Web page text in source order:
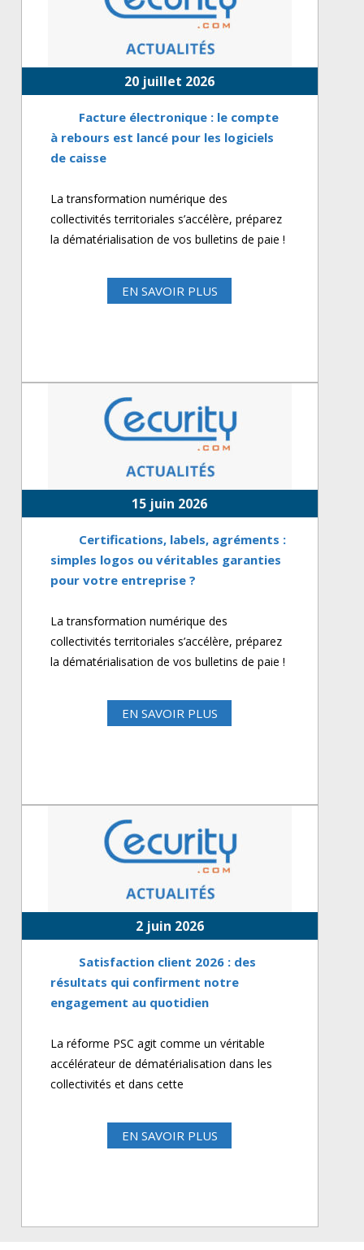
20 juillet 2026
Facture électronique : le compte
à rebours est lancé pour les logiciels
de caisse
La transformation numérique des
collectivités territoriales s’accélère, préparez
la dématérialisation de vos bulletins de paie !
EN SAVOIR PLUS
15 juin 2026
Certifications, labels, agréments :
simples logos ou véritables garanties
pour votre entreprise ?
La transformation numérique des
collectivités territoriales s’accélère, préparez
la dématérialisation de vos bulletins de paie !
EN SAVOIR PLUS
2 juin 2026
Satisfaction client 2026 : des
résultats qui confirment notre
engagement au quotidien
La réforme PSC agit comme un véritable
accélérateur de dématérialisation dans les
collectivités et dans cette
EN SAVOIR PLUS